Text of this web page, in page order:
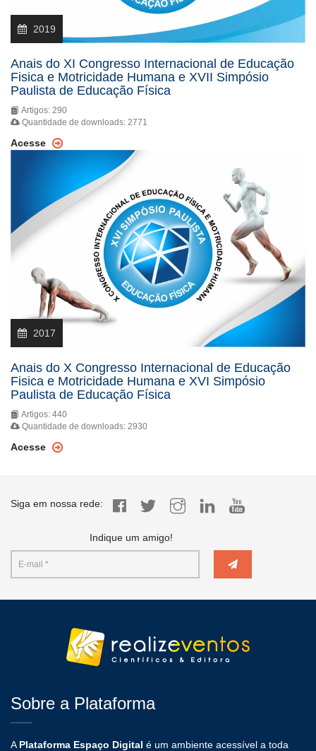
2019
Anais do XI Congresso Internacional de Educação
Fisica e Motricidade Humana e XVII Simpósio
Paulista de Educação Física
Artigos: 290
Quantidade de downloads: 2771
Acesse
2017
Anais do X Congresso Internacional de Educação
Fisica e Motricidade Humana e XVI Simpósio
Paulista de Educação Física
Artigos: 440
Quantidade de downloads: 2930
Acesse
Siga em nossa rede:
Indique um amigo!
Sobre a Plataforma
A Plataforma Espaço Digital é um ambiente acessível a toda